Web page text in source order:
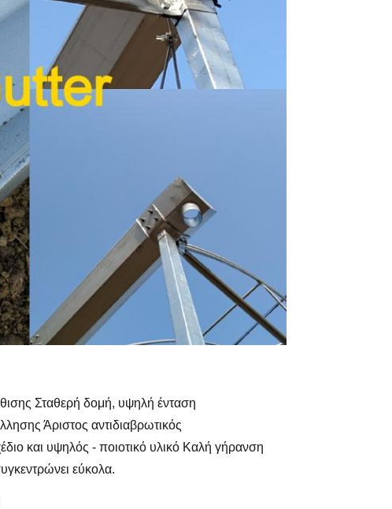
Σταθερή δομή, υψηλή ένταση
Άριστος αντιδιαβρωτικός
και υψηλός - ποιοτικό υλικό Καλή γήρανση
εύκολα.